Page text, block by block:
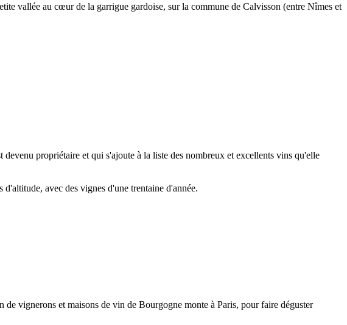
vallée au cœur de la garrigue gardoise, sur la commune de Calvisson (entre Nîmes et
propriétaire et qui s'ajoute à la liste des nombreux et excellents vins qu'elle
avec des vignes d'une trentaine d'année.
vignerons et maisons de vin de Bourgogne monte à Paris, pour faire déguster